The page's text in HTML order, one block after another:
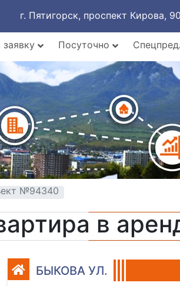
г. Пятигорск, проспект Кирова, 90
заявку Посуточно
№94340
в
БЫКОВА УЛ.